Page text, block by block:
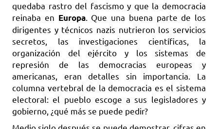
quedaba rastro del fascismo y que la democracia
reinaba en Europa. Que una buena parte de los
dirigentes y técnicos nazis nutrieron los servicios
secretos, las investigaciones científicas, la
organización del ejército y los sistemas de
represión de las democracias europeas y
americanas, eran detalles sin importancia. La
columna vertebral de la democracia es el sistema
electoral: el pueblo escoge a sus legisladores y
gobierno, ¿qué más se puede pedir?